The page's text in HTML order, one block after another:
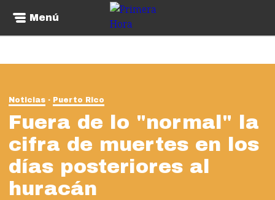
Menú
Noticias Puerto Rico
Fuera de lo "normal" la
cifra de muertes en los
días posteriores al
huracán